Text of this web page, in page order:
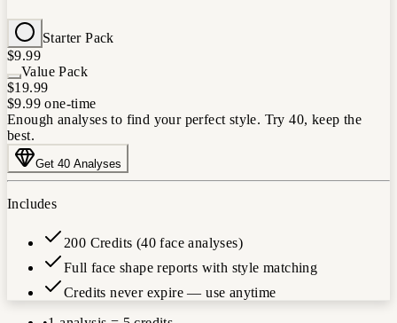
Starter Pack
$9.99
Value Pack
$19.99
$9.99 one-time
Enough analyses to find your perfect style. Try 40, keep the
best.
Get 40 Analyses
Includes
200 Credits (40 face analyses)
Full face shape reports with style matching
Credits never expire — use anytime